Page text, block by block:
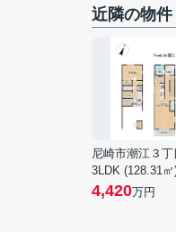
近隣の物件
尼崎市潮江３丁
3LDK (128.31㎡
4,420万円